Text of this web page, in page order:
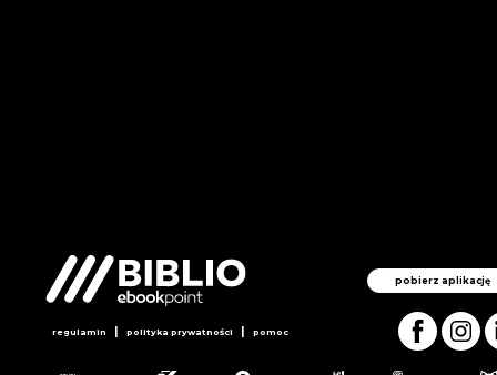
pobierz aplikację
regulamin | polityka prywatności | pomoc